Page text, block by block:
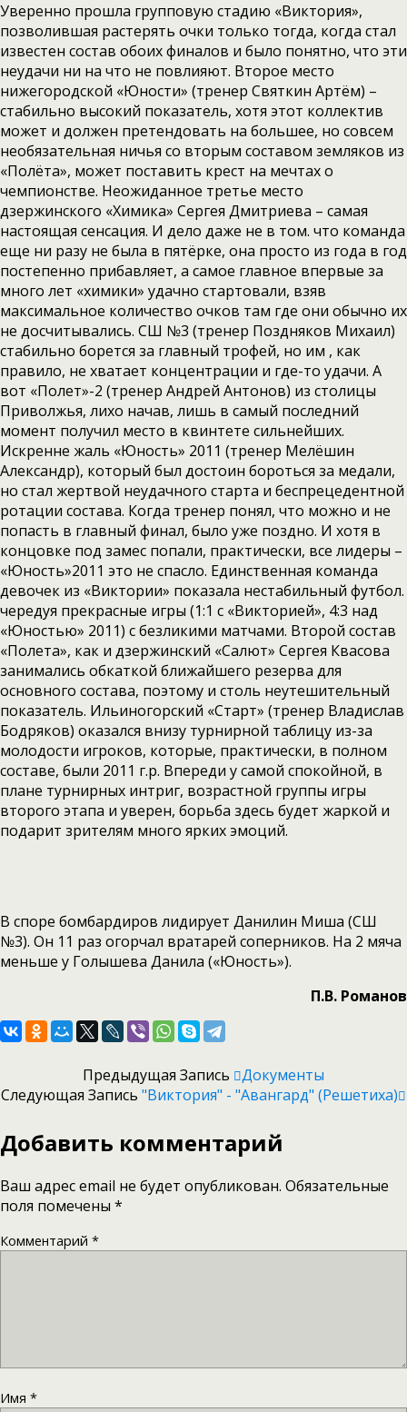
Уверенно прошла групповую стадию «Виктория»,
позволившая растерять очки только тогда, когда стал
известен состав обоих финалов и было понятно, что эти
неудачи ни на что не повлияют. Второе место
нижегородской «Юности» (тренер Святкин Артём) –
стабильно высокий показатель, хотя этот коллектив
может и должен претендовать на большее, но совсем
необязательная ничья со вторым составом земляков из
«Полёта», может поставить крест на мечтах о
чемпионстве. Неожиданное третье место
дзержинского «Химика» Сергея Дмитриева – самая
настоящая сенсация. И дело даже не в том. что команда
еще ни разу не была в пятёрке, она просто из года в год
постепенно прибавляет, а самое главное впервые за
много лет «химики» удачно стартовали, взяв
максимальное количество очков там где они обычно их
не досчитывались. СШ №3 (тренер Поздняков Михаил)
стабильно борется за главный трофей, но им , как
правило, не хватает концентрации и где-то удачи. А
вот «Полет»-2 (тренер Андрей Антонов) из столицы
Приволжья, лихо начав, лишь в самый последний
момент получил место в квинтете сильнейших.
Искренне жаль «Юность» 2011 (тренер Мелёшин
Александр), который был достоин бороться за медали,
но стал жертвой неудачного старта и беспрецедентной
ротации состава. Когда тренер понял, что можно и не
попасть в главный финал, было уже поздно. И хотя в
концовке под замес попали, практически, все лидеры –
«Юность»2011 это не спасло. Единственная команда
девочек из «Виктории» показала нестабильный футбол.
чередуя прекрасные игры (1:1 с «Викторией», 4:3 над
«Юностью» 2011) с безликими матчами. Второй состав
«Полета», как и дзержинский «Салют» Сергея Квасова
занимались обкаткой ближайшего резерва для
основного состава, поэтому и столь неутешительный
показатель. Ильиногорский «Старт» (тренер Владислав
Бодряков) оказался внизу турнирной таблицу из-за
молодости игроков, которые, практически, в полном
составе, были 2011 г.р. Впереди у самой спокойной, в
плане турнирных интриг, возрастной группы игры
второго этапа и уверен, борьба здесь будет жаркой и
подарит зрителям много ярких эмоций.
В споре бомбардиров лидирует Данилин Миша (СШ
№3). Он 11 раз огорчал вратарей соперников. На 2 мяча
меньше у Голышева Данила («Юность»).
П.В. Романов
Предыдущая Запись
Документы
Следующая Запись "Виктория" - "Авангард" (Решетиха)
Добавить комментарий
Ваш адрес email не будет опубликован. Обязательные
поля помечены *
Комментарий *
Имя *